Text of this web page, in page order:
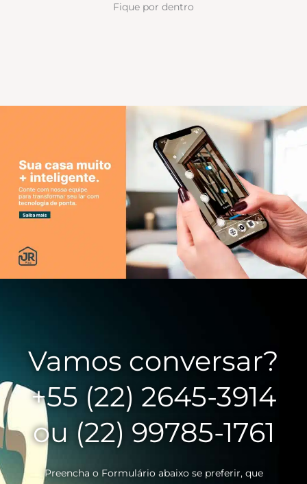
Fique por dentro
Vamos conversar?
+55 (22) 2645-3914
ou (22) 99785-1761
Preencha o Formulário abaixo se preferir, que